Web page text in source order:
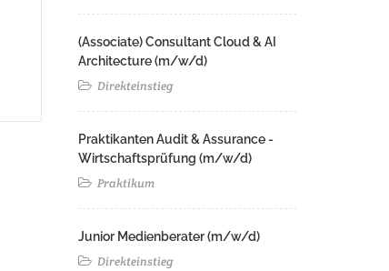
(Associate) Consultant Cloud & AI
Architecture (m/w/d)​ ​
Direkteinstieg
Praktikanten Audit & Assurance -
Wirtschaftsprüfung (m/w/d)
Praktikum
Junior Medienberater (m/w/d)
Direkteinstieg